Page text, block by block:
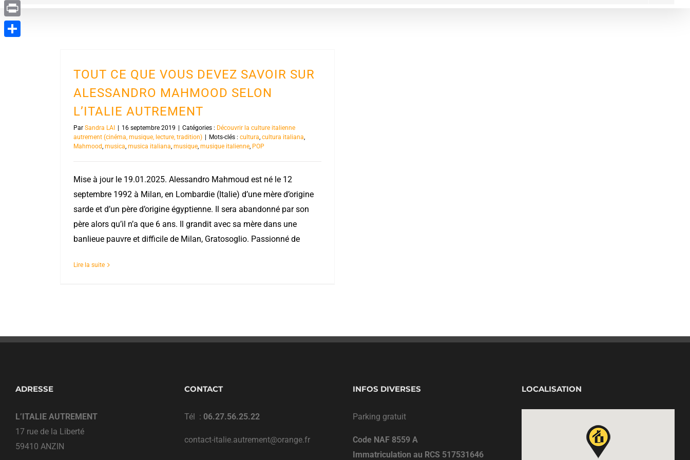
TOUT CE QUE VOUS DEVEZ SAVOIR SUR
ALESSANDRO MAHMOOD SELON
L’ITALIE AUTREMENT
Par Sandra LAI 16 septembre 2019 Catégories : Découvrir la culture italienne
autrement (cinéma, musique, lecture, tradition)
Mots-clés : cultura, cultura italiana,
Mahmood, musica, musica italiana, musique, musique italienne, POP
Mise à jour le 19.01.2025. Alessandro Mahmoud est né le 12
septembre 1992 à Milan, en Lombardie (Italie) d’une mère d’origine
sarde et d’un père d’origine égyptienne. Il sera abandonné par son
père alors qu’il n’a que 6 ans. Il grandit avec sa mère dans une
banlieue pauvre et difficile de Milan, Gratosoglio. Passionné de
Lire la suite
ADRESSE
L’ITALIE AUTREMENT
17 rue de la Liberté
59410 ANZIN
CONTACT
Tél : 06.27.56.25.22
contact-italie.autrement@orange.fr
INFOS DIVERSES
Parking gratuit
Code NAF 8559 A
Immatriculation au RCS 517531646
LOCALISATION
Evernote
Print